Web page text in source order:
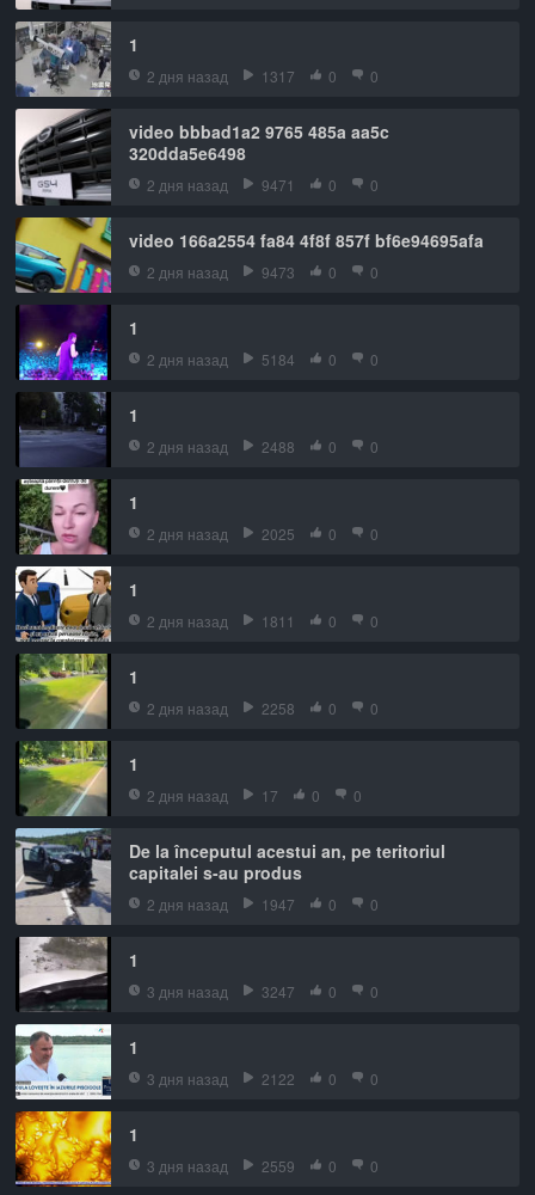
1
2 дня назад 1317 0 0
video bbbad1a2 9765 485a aa5c
320dda5e6498
2 дня назад 9471 0 0
video 166a2554 fa84 4f8f 857f bf6e94695afa
2 дня назад 9473 0 0
1
2 дня назад 5184 0 0
1
2 дня назад 2488 0 0
1
2 дня назад 2025 0 0
1
2 дня назад 1811 0 0
1
2 дня назад 2258 0 0
1
2 дня назад 17 0 0
De la începutul acestui an, pe teritoriul
capitalei s-au produs
2 дня назад 1947 0 0
1
3 дня назад 3247 0 0
1
3 дня назад 2122 0 0
1
3 дня назад 2559 0 0